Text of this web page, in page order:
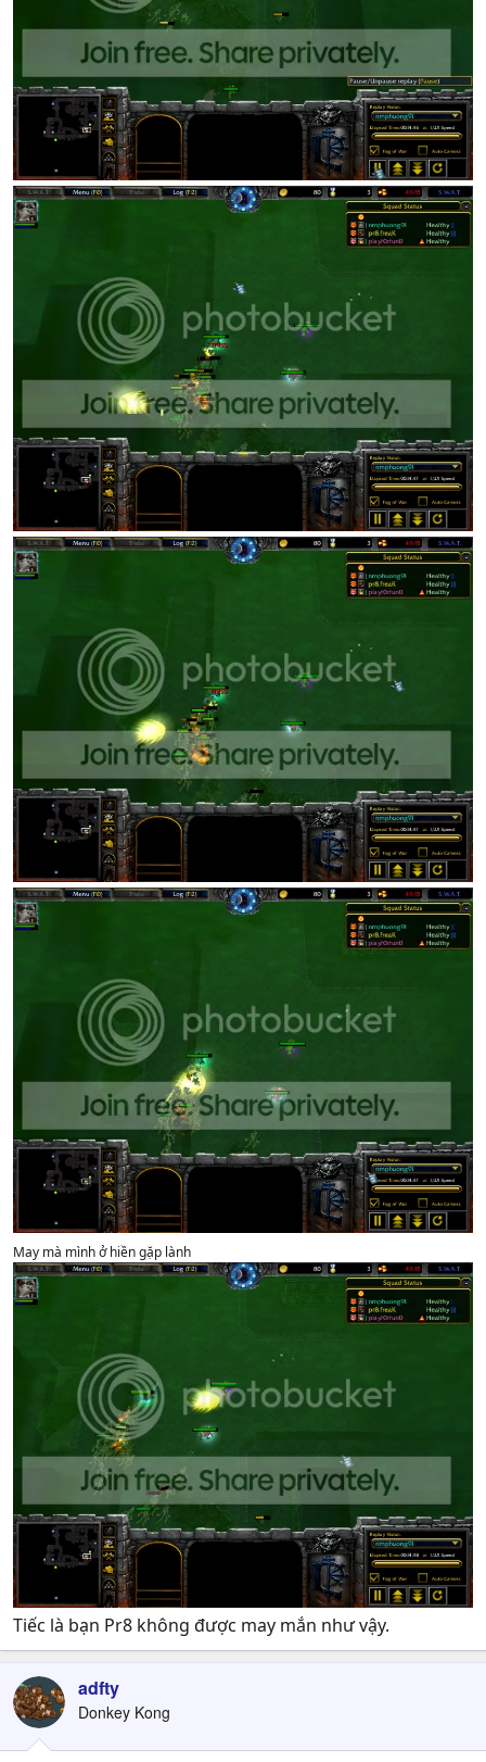
May mà mình ở hiền gặp lành
Tiếc là bạn Pr8 không được may mắn như vậy.
adfty
Donkey Kong